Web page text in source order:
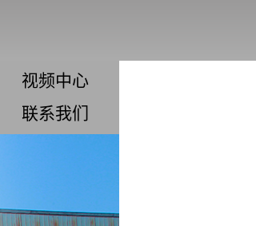
视频中心
联系我们